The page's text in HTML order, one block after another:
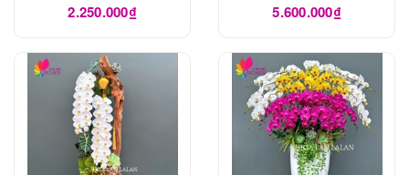
2.250.000₫ 5.600.000₫